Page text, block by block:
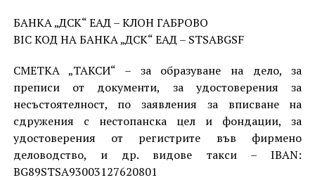
БАНКА „ДСК“ ЕАД – КЛОН ГАБРОВО
BIC КОД НА БАНКА „ДСК“ ЕАД – STSABGSF
СМЕТКА „ТАКСИ“ – за образуване на дело, за
преписи от документи, за удостоверения за
несъстоятелност, по заявления за вписване на
сдружения с нестопанска цел и фондации, за
удостоверения от регистрите във фирмено
деловодство, и др. видове такси – IBAN:
BG89STSA93003127620801